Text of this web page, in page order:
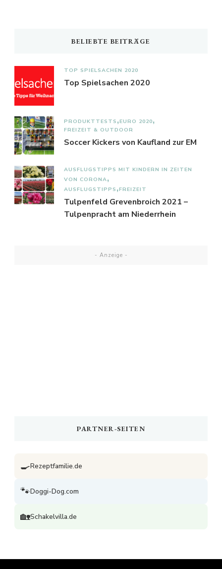
BELIEBTE BEITRÄGE
TOP SPIELSACHEN 2020
Top Spielsachen 2020
PRODUKTTESTS EURO 2020
FREIZEIT & OUTDOOR
Soccer Kickers von Kaufland zur EM
AUSFLUGSTIPPS MIT KINDERN IN ZEITEN
VON CORONA
AUSFLUGSTIPPS FREIZEIT
Tulpenfeld Grevenbroich 2021 –
Tulpenpracht am Niederrhein
- Anzeige -
PARTNER-SEITEN
🍳Rezeptfamilie.de
🐾Doggi-Dog.com
🏡Schakelvilla.de